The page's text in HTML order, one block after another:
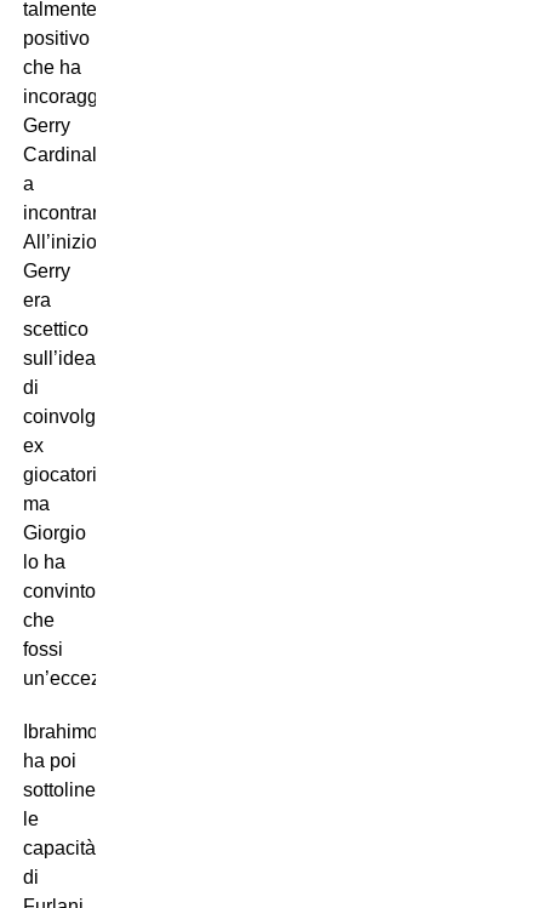
talmente
positivo
che ha
incoraggiato
Gerry
Cardinale
a
incontrarmi.
All’inizio
Gerry
era
scettico
sull’idea
di
coinvolgere
ex
giocatori,
ma
Giorgio
lo ha
convinto
che
fossi
un’eccezione”.
Ibrahimovic
ha poi
sottolineato
le
capacità
di